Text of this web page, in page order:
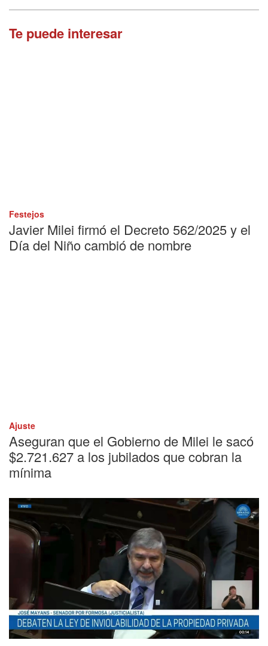
Te puede interesar
Festejos
Javier Milei firmó el Decreto 562/2025 y el
Día del Niño cambió de nombre
Ajuste
Aseguran que el Gobierno de Milei le sacó
$2.721.627 a los jubilados que cobran la
mínima